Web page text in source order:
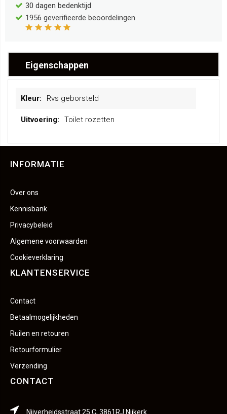
30 dagen bedenktijd
1956 geverifieerde beoordelingen
Eigenschappen
Rvs geborsteld
Toilet rozetten
INFORMATIE
Over ons
Kennisbank
Privacybeleid
Algemene voorwaarden
Cookieverklaring
KLANTENSERVICE
Contact
Betaalmogelijkheden
Ruilen en retouren
Retourformulier
Verzending
CONTACT
Nijverheidsstraat 25 C, 3861RJ Nijkerk